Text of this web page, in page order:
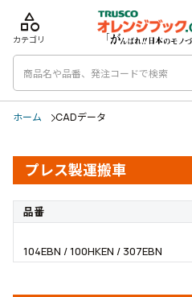
category
カテゴリ
ホーム CADデータ
プレス製運搬車
品番
104EBN / 100HKEN / 307EBN